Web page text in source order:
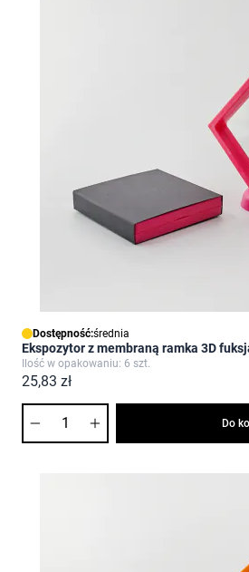
Dostępność:średnia
Ekspozytor z membraną ramka 3D
Ilość w opakowaniu: 6 szt.
25,83 zł
Do